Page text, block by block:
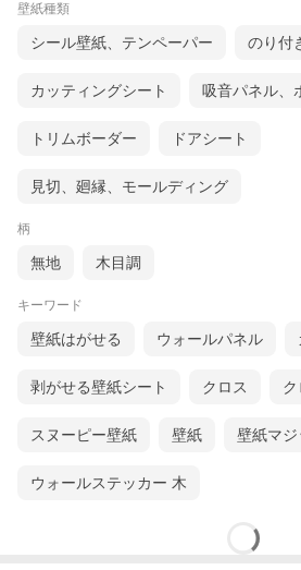
壁紙種類
シール壁紙、テンペーパー のり付
カッティングシート 吸音パネル、
トリムボーダー ドアシート
見切、廻縁、モールディング
柄
無地 木目調
キーワード
壁紙はがせる ウォールパネル
剥がせる壁紙シート クロス
スヌーピー壁紙 壁紙 壁紙マジ
ウォールステッカー 木